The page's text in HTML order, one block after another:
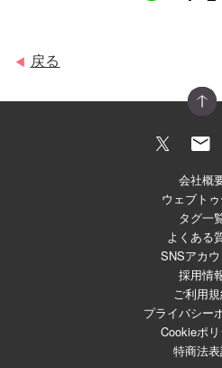
◀ 戻る
会社概
ウェブト
タグ一
よくある
SNSアカウ
採用情
ご利用
プライバシー
Cookieポ
特商法